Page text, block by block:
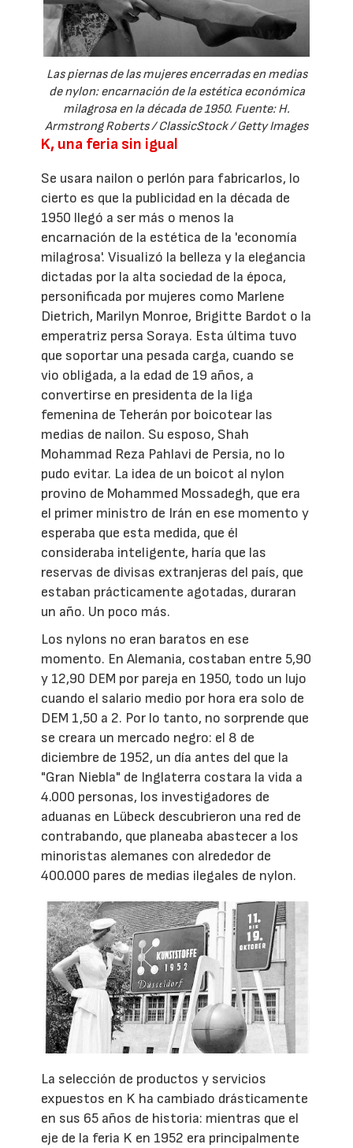
Las piernas de las mujeres encerradas en medias
de nylon: encarnación de la estética económica
milagrosa en la década de 1950. Fuente: H.
Armstrong Roberts / ClassicStock / Getty Images
K, una feria sin igual
Se usara nailon o perlón para fabricarlos, lo
cierto es que la publicidad en la década de
1950 llegó a ser más o menos la
encarnación de la estética de la 'economía
milagrosa'. Visualizó la belleza y la elegancia
dictadas por la alta sociedad de la época,
personificada por mujeres como Marlene
Dietrich, Marilyn Monroe, Brigitte Bardot o la
emperatriz persa Soraya. Esta última tuvo
que soportar una pesada carga, cuando se
vio obligada, a la edad de 19 años, a
convertirse en presidenta de la liga
femenina de Teherán por boicotear las
medias de nailon. Su esposo, Shah
Mohammad Reza Pahlavi de Persia, no lo
pudo evitar. La idea de un boicot al nylon
provino de Mohammed Mossadegh, que era
el primer ministro de Irán en ese momento y
esperaba que esta medida, que él
consideraba inteligente, haría que las
reservas de divisas extranjeras del país, que
estaban prácticamente agotadas, duraran
un año. Un poco más.
Los nylons no eran baratos en ese
momento. En Alemania, costaban entre 5,90
y 12,90 DEM por pareja en 1950, todo un lujo
cuando el salario medio por hora era solo de
DEM 1,50 a 2. Por lo tanto, no sorprende que
se creara un mercado negro: el 8 de
diciembre de 1952, un día antes del que la
"Gran Niebla" de Inglaterra costara la vida a
4.000 personas, los investigadores de
aduanas en Lübeck descubrieron una red de
contrabando, que planeaba abastecer a los
minoristas alemanes con alrededor de
400.000 pares de medias ilegales de nylon.
La selección de productos y servicios
expuestos en K ha cambiado drásticamente
en sus 65 años de historia: mientras que el
eje de la feria K en 1952 era principalmente